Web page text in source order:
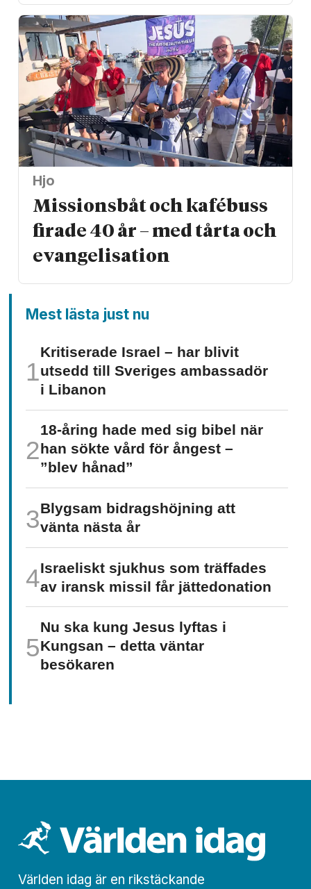
Hjo
Missionsbåt och kafébuss
firade 40 år – med tårta och
evangelisation
Mest lästa just nu
Kritiserade Israel – har blivit
utsedd till Sveriges ambassadör
i Libanon
18-åring hade med sig bibel när
han sökte vård för ångest –
”blev hånad”
Blygsam bidrags­höjning att
vänta nästa år
Israeliskt sjukhus som träffades
av iransk missil får jätte­donation
Nu ska kung Jesus lyftas i
Kungsan – detta väntar
besökaren
Världen idag är en rikstäckande